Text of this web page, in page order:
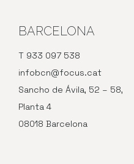
BARCELONA
T 933 097 538
infobcn@focus.cat
Sancho de Ávila, 52 – 58,
Planta 4
08018 Barcelona